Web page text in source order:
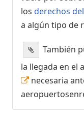
los derechos
a algún tipo de
También
la llegada en el
necesaria